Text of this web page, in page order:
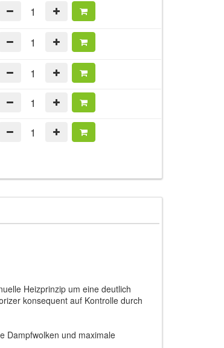
Heizprinzip um eine deutlich
konsequent auf Kontrolle durch
Dampfwolken und maximale